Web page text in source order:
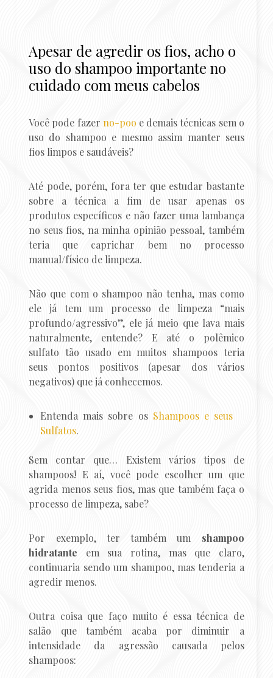
Apesar de agredir os fios, acho o
uso do shampoo importante no
cuidado com meus cabelos
Você pode fazer no-poo e demais técnicas sem o
uso do shampoo e mesmo assim manter seus
fios limpos e saudáveis?
Até pode, porém, fora ter que estudar bastante
sobre a técnica a fim de usar apenas os
produtos específicos e não fazer uma lambança
no seus fios, na minha opinião pessoal, também
teria que caprichar bem no processo
manual/físico de limpeza.
Não que com o shampoo não tenha, mas como
ele já tem um processo de limpeza “mais
profundo/agressivo”, ele já meio que lava mais
naturalmente, entende? E até o polêmico
sulfato tão usado em muitos shampoos teria
seus pontos positivos (apesar dos vários
negativos) que já conhecemos.
Entenda mais sobre os Shampoos e seus
Sulfatos.
Sem contar que… Existem vários tipos de
shampoos! E aí, você pode escolher um que
agrida menos seus fios, mas que também faça o
processo de limpeza, sabe?
Por exemplo, ter também um shampoo
hidratante em sua rotina, mas que claro,
continuaria sendo um shampoo, mas tenderia a
agredir menos.
Outra coisa que faço muito é essa técnica de
salão que também acaba por diminuir a
intensidade da agressão causada pelos
shampoos: